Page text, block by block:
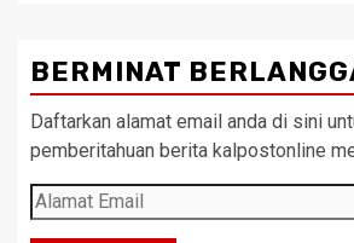
BERMINAT
Daftarkan alamat email anda di sini
pemberitahuan berita kalpostonline
Alamat
Email